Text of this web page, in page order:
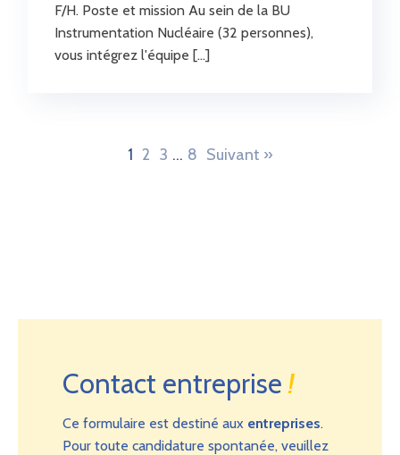
F/H. Poste et mission Au sein de la BU
Instrumentation Nucléaire (32 personnes),
vous intégrez l'équipe […]
1 2 3 … 8 Suivant »
Contact entreprise!
Ce formulaire est destiné aux entreprises.
Pour toute candidature spontanée, veuillez